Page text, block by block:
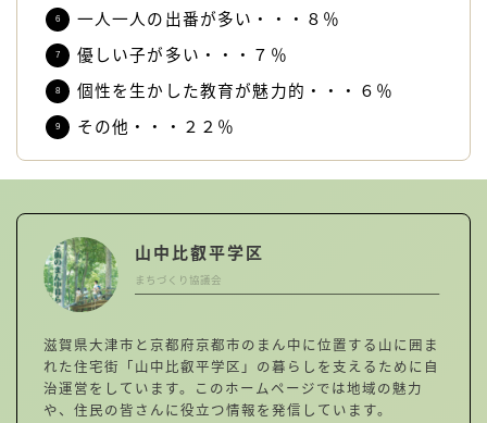
一人一人の出番が多い・・・８％
優しい子が多い・・・７％
個性を生かした教育が魅力的・・・６％
その他・・・２２％
山中比叡平学区
まちづくり協議会
滋賀県大津市と京都府京都市のまん中に位置する山に囲ま
れた住宅街「山中比叡平学区」の暮らしを支えるために自
治運営をしています。このホームページでは地域の魅力
や、住民の皆さんに役立つ情報を発信しています。